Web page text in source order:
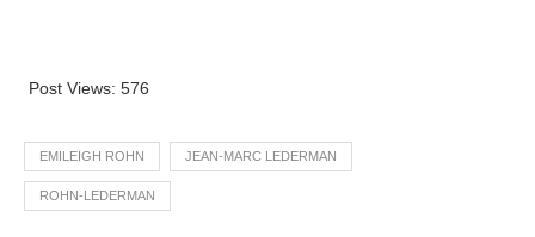
Post Views: 576
EMILEIGH ROHN JEAN-MARC LEDERMAN
ROHN-LEDERMAN